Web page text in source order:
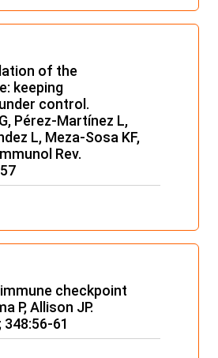
of the
keeping
control.
Pérez-Martínez L,
L, Meza-Sosa KF,
Rev.
checkpoint
P, Allison JP.
348:56-61